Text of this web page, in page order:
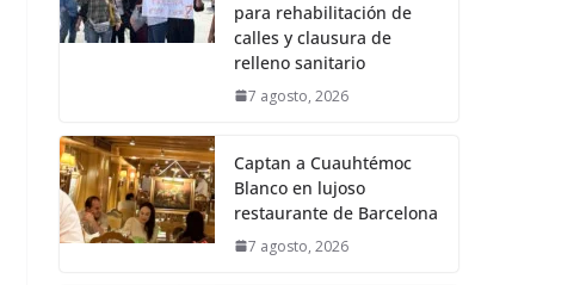
para rehabilitación de
calles y clausura de
relleno sanitario
7 agosto, 2026
Captan a Cuauhtémoc
Blanco en lujoso
restaurante de Barcelona
7 agosto, 2026